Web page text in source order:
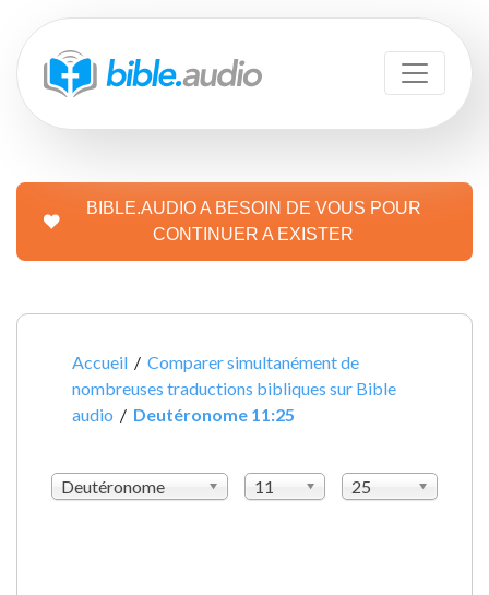
BIBLE.AUDIO A BESOIN DE VOUS POUR
CONTINUER A EXISTER
Accueil /Comparer simultanément de
nombreuses traductions bibliques sur Bible
audio / Deutéronome 11:25
Deutéronome 11 25